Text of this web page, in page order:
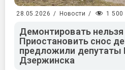
28.05.2026 / Новости / 1 500
Демонтировать нельзя
Приостановить снос
предложили депутаты
Дзержинска